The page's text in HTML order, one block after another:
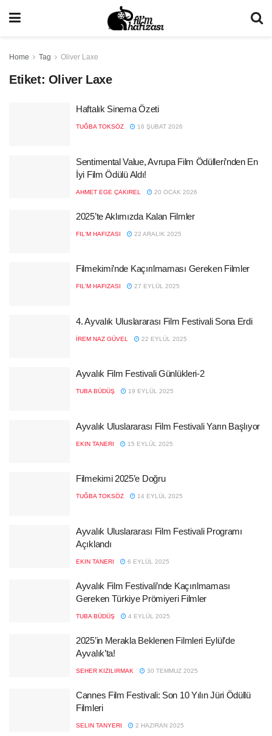
Home Tag Oliver Laxe
Etiket: Oliver Laxe
Haftalık Sinema Özeti
TUĞBA TOKSÖZ 16 ŞUBAT 2026
Sentimental Value, Avrupa Film Ödülleri’nden En
İyi Film Ödülü Aldı!
AHMET EGE ÇAKIREL 20 OCAK 2026
2025’te Aklımızda Kalan Filmler
FIL'M HAFIZASI 22 ARALIK 2025
Filmekimi’nde Kaçırılmaması Gereken Filmler
FIL'M HAFIZASI 27 EYLÜL 2025
4. Ayvalık Uluslararası Film Festivali Sona Erdi
İREM NAZ GÜVEL 22 EYLÜL 2025
Ayvalık Film Festivali Günlükleri-2
TUBA BÜDÜŞ 19 EYLÜL 2025
Ayvalık Uluslararası Film Festivali Yarın Başlıyor
EKIN TANERI 15 EYLÜL 2025
Filmekimi 2025’e Doğru
TUĞBA TOKSÖZ 14 EYLÜL 2025
Ayvalık Uluslararası Film Festivali Programı
Açıklandı
EKIN TANERI 6 EYLÜL 2025
Ayvalık Film Festivali’nde Kaçırılmaması
Gereken Türkiye Prömiyeri Filmler
TUBA BÜDÜŞ 4 EYLÜL 2025
2025’in Merakla Beklenen Filmleri Eylül’de
Ayvalık’ta!
SEHER KIZILIRMAK 30 TEMMUZ 2025
Cannes Film Festivali: Son 10 Yılın Jüri Ödüllü
Filmleri
SELIN TANYERI 2 HAZIRAN 2025